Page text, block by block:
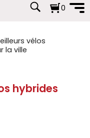
0
vélos
la ville
hybrides